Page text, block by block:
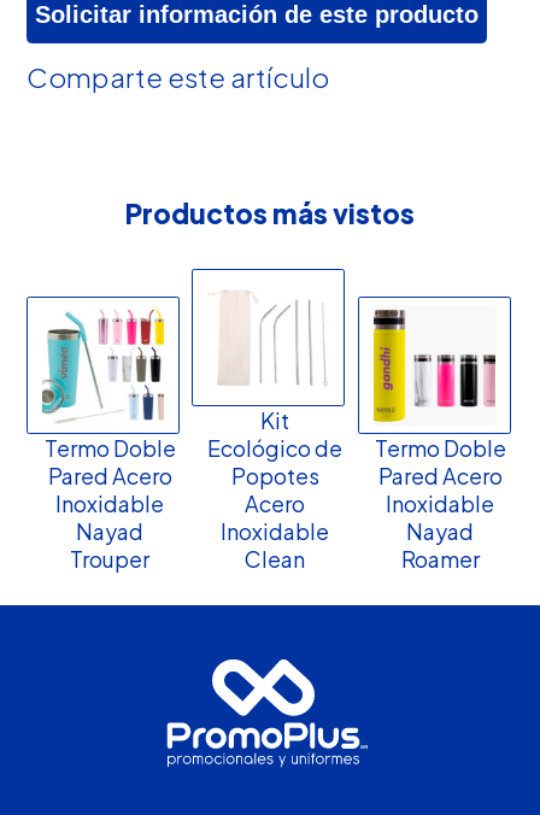
Solicitar información de este producto
Comparte este artículo
Productos más vistos
Termo Doble
Pared Acero
Inoxidable
Nayad
Trouper
Kit
Ecológico de
Popotes
Acero
Inoxidable
Clean
Termo Doble
Pared Acero
Inoxidable
Nayad
Roamer